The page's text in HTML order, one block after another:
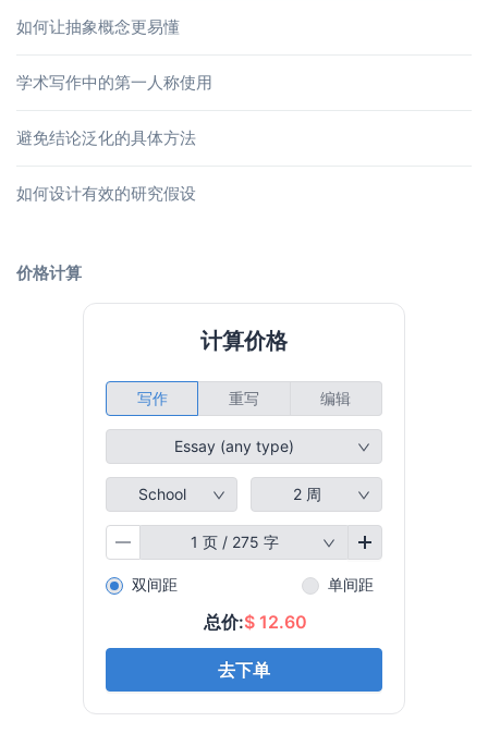
如何让抽象概念更易懂
学术写作中的第一人称使用
避免结论泛化的具体方法
如何设计有效的研究假设
价格计算